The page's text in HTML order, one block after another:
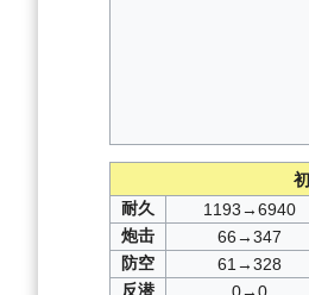
耐久
1193→6940
炮击
66→347
防空
61→328
反潜